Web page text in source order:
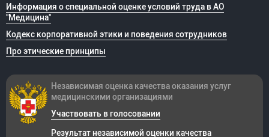
Информация о специальной оценке условий труда в АО
"Медицина"
Кодекс корпоративной этики и поведения сотрудников
Про этические принципы
Независимая оценка качества оказания услуг
медицинскими организациями
Участвовать в голосовании
Результат независимой оценки качества